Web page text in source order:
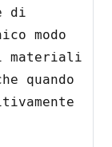
di
modo
materiali
quando